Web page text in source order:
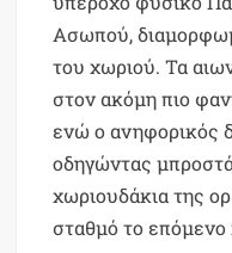
Ασωπού,
του χωριού. Τα
στον ακόμη πιο
ενώ ο ανηφορικός
οδηγώντας
χωριουδάκια της
σταθμό το επόμενο